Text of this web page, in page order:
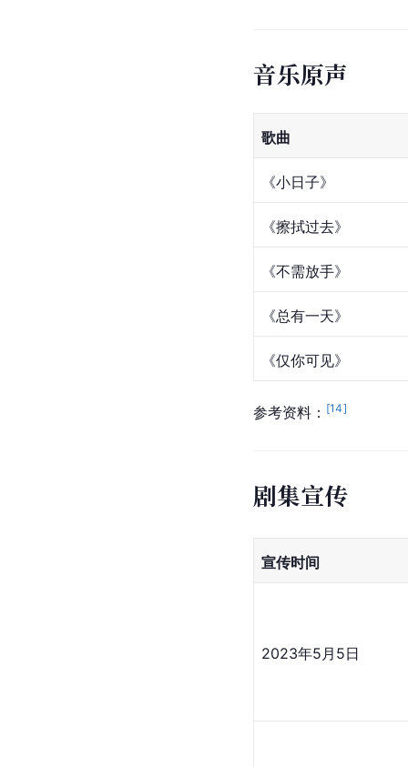
音乐原声
歌曲
《小日子》
《擦拭过去》
《不需放手》
《总有一天》
《仅你可见》
参考资料： [14]
剧集宣传
宣传时间
2023年5月5日